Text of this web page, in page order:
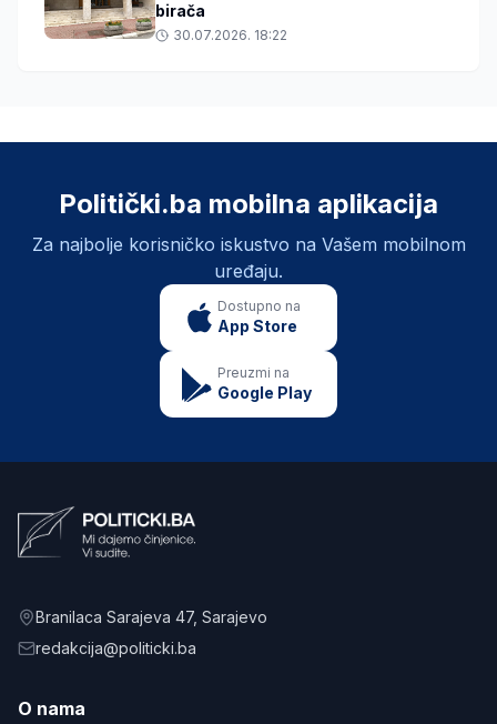
birača
30.07.2026. 18:22
Politički.ba mobilna aplikacija
Za najbolje korisničko iskustvo na Vašem mobilnom
uređaju.
Dostupno na
App Store
Preuzmi na
Google Play
Branilaca Sarajeva 47, Sarajevo
redakcija@politicki.ba
O nama